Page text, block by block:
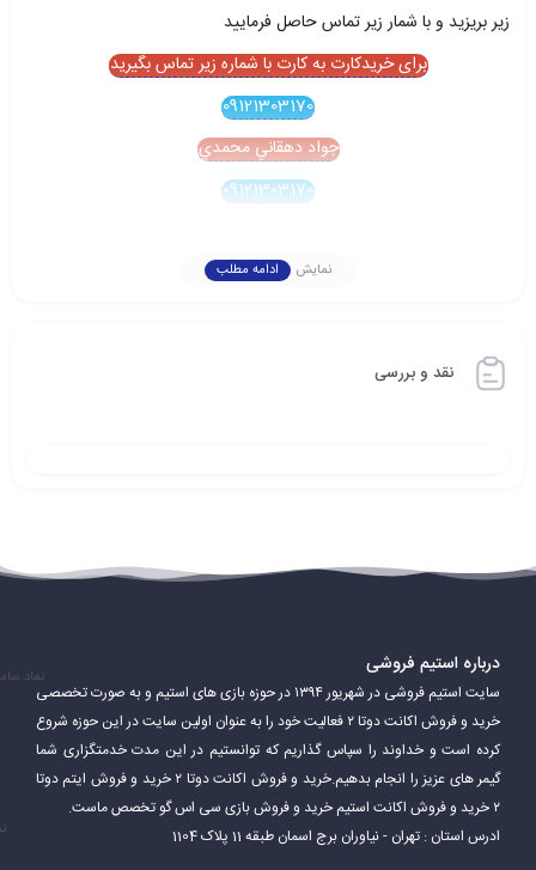
زير بريزيد و با شمار زير تماس حاصل فرماييد
برای خریدکارت به کارت با شماره زیر تماس بگیرید
09121303170
جواد دهقاني محمدي
09121303170
نمایش ادامه مطلب
نقد و بررسی
درباره استیم فروشی
سایت استیم فروشی در شهریور ۱۳۹۴ در حوزه بازی های استیم و به صورت تخصصی
خرید و فروش اکانت دوتا ۲ فعالیت خود را به عنوان اولین سایت در این حوزه شروع
کرده است و خداوند را سپاس گذاریم که توانستیم در این مدت خدمتگزاری شما
گیمر های عزیز را انجام بدهیم.خرید و فروش اکانت دوتا ۲ خرید و فروش ایتم دوتا
۲ خرید و فروش اکانت استیم خرید و فروش بازی سی اس گو تخصص ماست.
ادرس استان : تهران - نیاوران برج اسمان طبقه 11 پلاک 1104
نماد